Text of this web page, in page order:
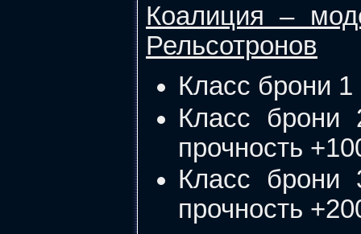
Коалиция –
Рельсотронов
Класс брони
Класс
прочность
Класс
прочность